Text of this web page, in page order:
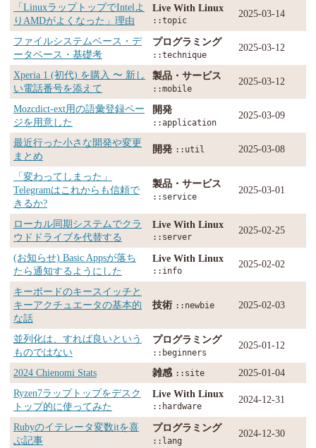
「LinuxラップトップでIntelよ
りAMDがよくなった」理由
Live With Linux
::topic
2025-03-14
ファイルシステムベース・デ
ータベース・基礎考
プログラミング
::technique
2025-03-12
Xperia 1 (初代) を購入 〜 新し
い電話番号を添えて
製品・サービス
::mobile
2025-03-12
Mozcdict-ext用の語彙登録ペー
ジを用意した
開発
::application
2025-03-09
最近行った小さな開発や変更
まとめ
開発 ::util 2025-03-08
「変わってしまった」
Telegramはこれからも信頼で
きるか?
製品・サービス
::service
2025-03-01
ローカル同期システムでクラ
ウドドライブを代替する
Live With Linux
::server
2025-02-25
(お知らせ) Basic Appsが落ち
たら通知するようにした
Live With Linux
::info
2025-02-02
キーボードのキースイッチと
キーアクチュエータの基本的
な話
技術 ::newbie 2025-02-03
並列化は、すれば良いという
ものではない
プログラミング
::beginners
2025-01-12
2024 Chienomi Stats 雑感 ::site
2025-01-04
Ryzen7ラップトップをデスク
トップ的に使ってみた
Live With Linux
::hardware
2024-12-31
Rubyのイテレータ変数itを喜
ぶ記事
プログラミング
::lang
2024-12-30